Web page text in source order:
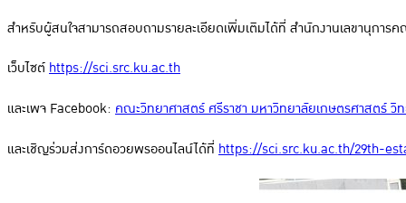
สำหรับผู้สนใจสามารถสอบถามรายละเอียดเพิ่มเติมได้ที่ สำนักงานเลขานุการ
เว็บไซต์https://sci.src.ku.ac.th
และเพจ Facebook: คณะวิทยาศาสตร์ ศรีราชา มหาวิทยาลัยเกษตรศาสตร์ วิท
และเชิญร่วมส่งการ์ดอวยพรออนไลน์ได้ที่ https://sci.src.ku.ac.th/29th-